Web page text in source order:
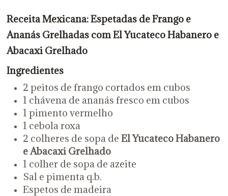
Receita Mexicana: Espetadas de Frango e
Ananás Grelhadas com El Yucateco Habanero e
Abacaxi Grelhado
Ingredientes
2 peitos de frango cortados em cubos
1 chávena de ananás fresco em cubos
1 pimento vermelho
1 cebola roxa
2 colheres de sopa de El Yucateco Habanero
e Abacaxi Grelhado
1 colher de sopa de azeite
Sal e pimenta q.b.
Espetos de madeira